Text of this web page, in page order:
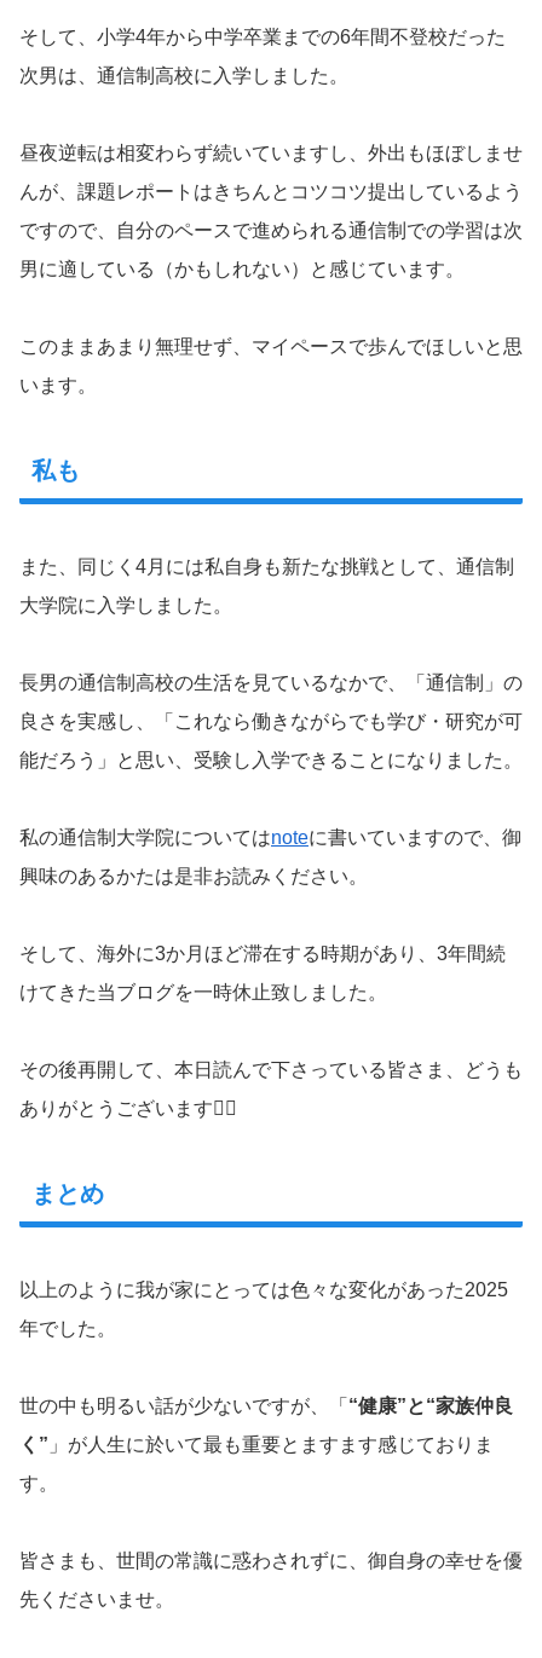
そして、小学4年から中学卒業までの6年間不登校だった
次男は、通信制高校に入学しました。
昼夜逆転は相変わらず続いていますし、外出もほぼしませ
んが、課題レポートはきちんとコツコツ提出しているよう
ですので、自分のペースで進められる通信制での学習は次
男に適している（かもしれない）と感じています。
このままあまり無理せず、マイペースで歩んでほしいと思
います。
私も
また、同じく4月には私自身も新たな挑戦として、通信制
大学院に入学しました。
長男の通信制高校の生活を見ているなかで、「通信制」の
良さを実感し、「これなら働きながらでも学び・研究が可
能だろう」と思い、受験し入学できることになりました。
私の通信制大学院についてはnoteに書いていますので、御
興味のあるかたは是非お読みください。
そして、海外に3か月ほど滞在する時期があり、3年間続
けてきた当ブログを一時休止致しました。
その後再開して、本日読んで下さっている皆さま、どうも
ありがとうございます🙇‍♂️
まとめ
以上のように我が家にとっては色々な変化があった2025
年でした。
世の中も明るい話が少ないですが、「 “健康”と“家族仲良
く” 」が人生に於いて最も重要とますます感じておりま
す。
皆さまも、世間の常識に惑わされずに、御自身の幸せを優
先くださいませ。